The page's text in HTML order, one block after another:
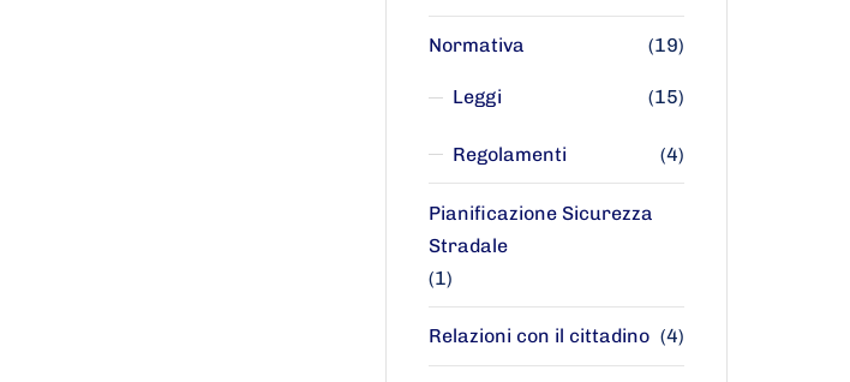
Normativa (19)
Leggi (15)
Regolamenti (4)
Pianificazione Sicurezza
Stradale
(1)
Relazioni con il cittadino (4)